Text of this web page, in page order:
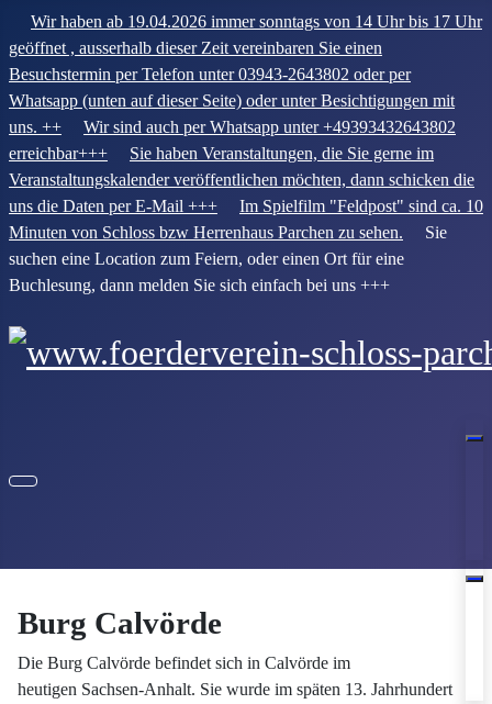
Wir haben ab 19.04.2026 immer sonntags von 14 Uhr bis 17 Uhr
geöffnet , ausserhalb dieser Zeit vereinbaren Sie einen
Besuchstermin per Telefon unter 03943-2643802 oder per
Whatsapp (unten auf dieser Seite) oder unter Besichtigungen mit
uns. ++
Wir sind auch per Whatsapp unter +49393432643802
erreichbar+++
Sie haben Veranstaltungen, die Sie gerne im
Veranstaltungskalender veröffentlichen möchten, dann schicken die
uns die Daten per E-Mail +++
Im Spielfilm "Feldpost" sind ca. 10
Minuten von Schloss bzw Herrenhaus Parchen zu sehen. Sie
suchen eine Location zum Feiern, oder einen Ort für eine
Buchlesung, dann melden Sie sich einfach bei uns +++
Burg Calvörde
Die Burg Calvörde befindet sich in Calvörde im
heutigen Sachsen-Anhalt. Sie wurde im späten 13. Jahrhundert